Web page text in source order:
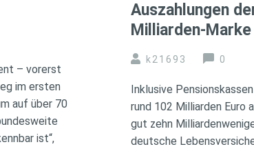
– vorerst
im ersten
auf über 70
ist“,
Auszahlungen
Milliarden-Marke
k21693 0
Inklusive
rund 102 Milliarden Euro
gut zehn
deutsche